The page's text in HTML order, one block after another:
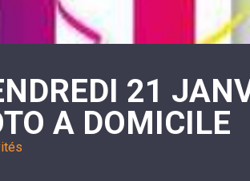
LE
COLLÈGE
ESPACE
18
ANS
ASSOCIATION
LA
LE
POLICE
MUNICIPALE
RISQUES
21
A DOMICILE